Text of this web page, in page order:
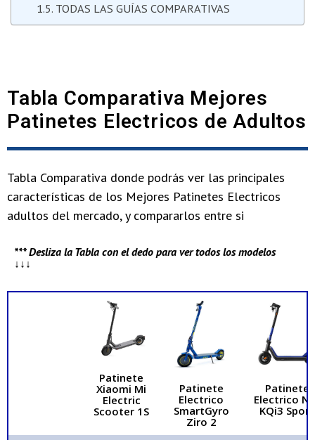
TODAS LAS GUÍAS COMPARATIVAS
Tabla Comparativa Mejores
Patinetes Electricos de Adultos
Tabla Comparativa donde podrás ver las principales
características de los Mejores Patinetes Electricos
adultos del mercado, y compararlos entre si
*** Desliza la Tabla con el dedo para ver todos los modelos
↓↓↓
Patinete
Xiaomi Mi
Electric
Scooter 1S
Patinete
Electrico
SmartGyro
Ziro 2
Patinete
Electrico
KQi3 Sport